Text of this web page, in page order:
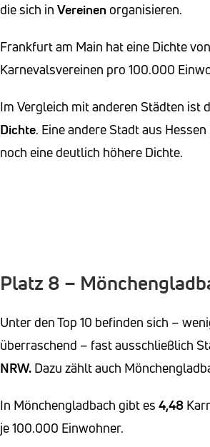
die sich in Vereinen organisieren.
Frankfurt am Main hat eine Dichte von
Karnevalsvereinen pro 100.000
Im Vergleich mit anderen Städten ist
Dichte. Eine andere Stadt aus
noch eine deutlich höhere Dichte.
Platz 8 –
Unter den Top 10 befinden sich –
überraschend – fast ausschließlich
NRW. Dazu zählt auch
In Mönchengladbach gibt es 4,48
je 100.000 Einwohner.